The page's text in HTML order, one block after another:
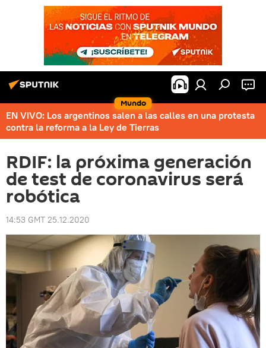
Mundo
EN VIVO: Los argentinos salen a las calles en una protesta
contra la reforma a la Ley de Tierras
RDIF: la próxima generación
de test de coronavirus será
robótica
14:53 GMT 25.12.2020